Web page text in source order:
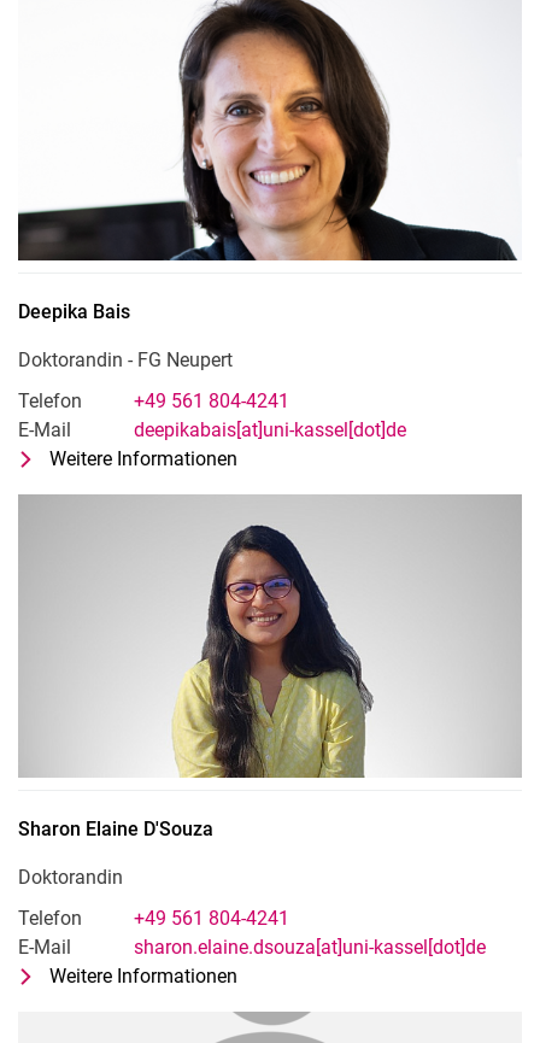
Deepika Bais
Doktorandin - FG Neupert
Telefon
+49 561 804-4241
E-Mail
deepikabais[at]uni-kassel[dot]de
Weitere Informationen
Sharon Elaine D'Souza
Doktorandin
Telefon
+49 561 804-4241
E-Mail
sharon.elaine.dsouza[at]uni-kassel[dot]de
Weitere Informationen